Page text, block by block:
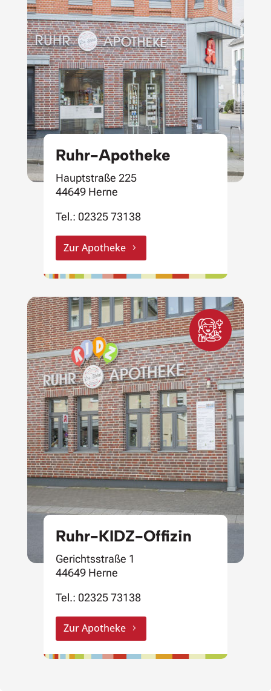
Ruhr-Apotheke
Hauptstraße 225
44649 Herne
Tel.: 02325 73138
Zur Apotheke
Ruhr-KIDZ-Offizin
Gerichtsstraße 1
44649 Herne
Tel.: 02325 73138
Zur Apotheke